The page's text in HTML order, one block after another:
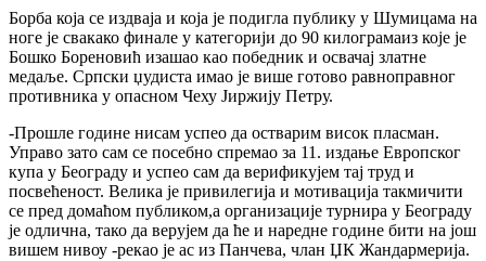
Борба која се издваја и која је подигла публику у Шумицама на
ноге је свакако финале у категорији до 90 килограмаиз које је
Бошко Бореновић изашао као победник и освачај златне
медаље. Српски џудиста имао је више готово равноправног
противника у опасном Чеху Јиржију Петру.
-Прошле године нисам успео да остварим висок пласман.
Управо зато сам се посебно спремао за 11. издање Европског
купа у Београду и успео сам да верификујем тај труд и
посвећеност. Велика је привилегија и мотивација такмичити
се пред домаћом публиком,а организације турнира у Београду
је одлична, тако да верујем да ће и наредне године бити на још
вишем нивоу -рекао је ас из Панчева, члан ЏК Жандармерија.